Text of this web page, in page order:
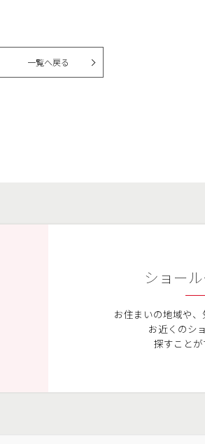
一覧へ戻る
ショー
お住まいの地域や、
お近くのシ
探すこと